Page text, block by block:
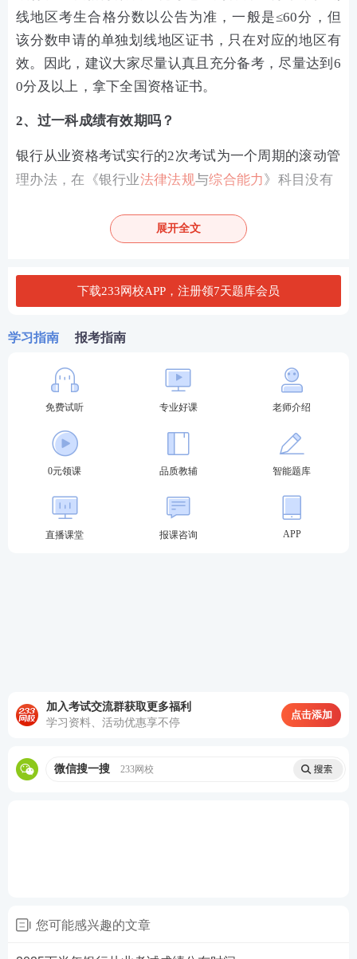
线地区考生合格分数以公告为准，一般是≤60分，但
该分数申请的单独划线地区证书，只在对应的地区有
效。因此，建议大家尽量认真且充分备考，尽量达到6
0分及以上，拿下全国资格证书。
2、过一科成绩有效期吗？
银行从业资格考试实行的2次考试为一个周期的滚动管
理办法，在《银行业法律法规与综合能力》科目没有
科通过，则原先已通过的科目成绩作废。
考试；如果下一次考试时，忘记报考、忘记参加未通
过的科目，或者参加了该科目考试仍未通过的，之前
通过的科目成绩作废。
3、银行从业证书什么时候申请？
银行从业考过了需在指定时间在中国银行协会申请证
书，2025年银行从业全国资格证书申请时间：一般在
考后20-30天左右，具体时间中国银行协会发通知。
展开全文
下载233网校APP，注册领7天题库会员
学习指南 报考指南
免费试听 专业好课 老师介绍
0元领课 品质教辅 智能题库
直播课堂 报课咨询 APP
加入考试交流群获取更多福利
学习资料、活动优惠享不停
点击添加
微信搜一搜 233网校
您可能感兴趣的文章